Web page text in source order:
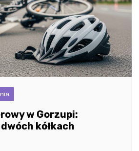
w Gorzupi:
kółkach